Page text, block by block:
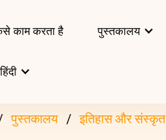
काम करता है पुस्तकालय
हिंदी
पुस्तकालय इतिहास और संस्कृत